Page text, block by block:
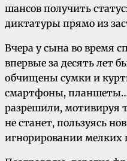
шансов получить
диктатуры прямо из
Вчера у сына во время
впервые за десять лет
обчищены сумки и
смартфоны,
разрешили, мотивируя
не станет, пользуясь
игнорировании мелких